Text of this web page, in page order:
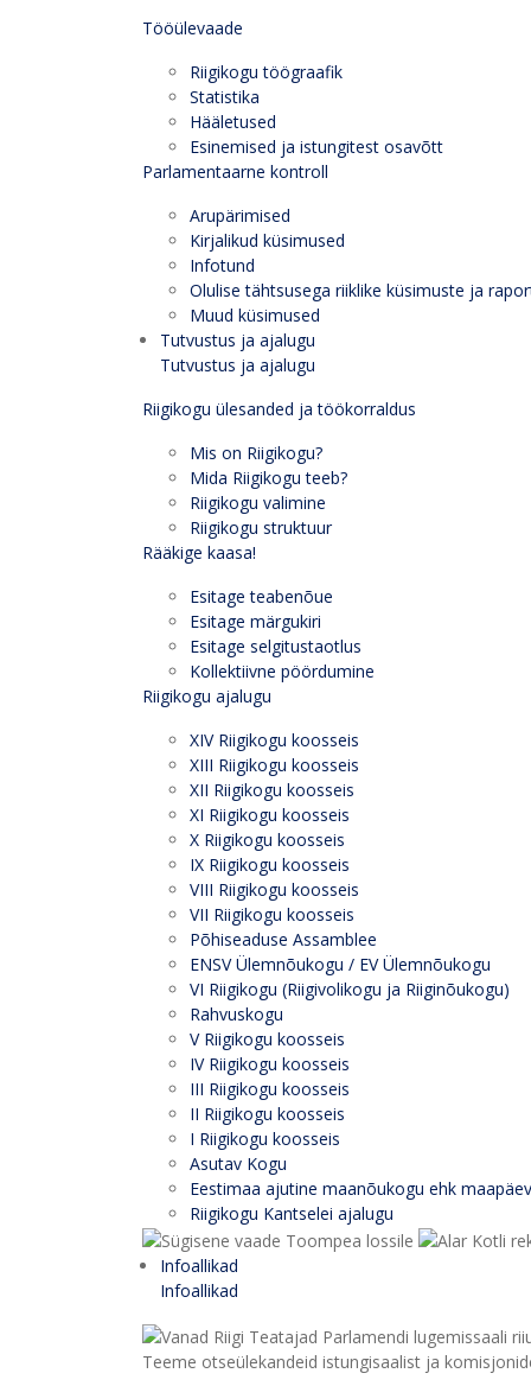
Tööülevaade
Riigikogu töögraafik
Statistika
Hääletused
Esinemised ja istungitest osavõtt
Parlamentaarne kontroll
Arupärimised
Kirjalikud küsimused
Infotund
Olulise tähtsusega riiklike küsimuste ja
Muud küsimused
Tutvustus ja ajalugu
Tutvustus ja ajalugu
Riigikogu ülesanded ja töökorraldus
Mis on Riigikogu?
Mida Riigikogu teeb?
Riigikogu valimine
Riigikogu struktuur
Rääkige kaasa!
Esitage teabenõue
Esitage märgukiri
Esitage selgitustaotlus
Kollektiivne pöördumine
Riigikogu ajalugu
XIV Riigikogu koosseis
XIII Riigikogu koosseis
XII Riigikogu koosseis
XI Riigikogu koosseis
X Riigikogu koosseis
IX Riigikogu koosseis
VIII Riigikogu koosseis
VII Riigikogu koosseis
Põhiseaduse Assamblee
ENSV Ülemnõukogu / EV Ülemnõukogu
VI Riigikogu (Riigivolikogu ja Riiginõukogu)
Rahvuskogu
V Riigikogu koosseis
IV Riigikogu koosseis
III Riigikogu koosseis
II Riigikogu koosseis
I Riigikogu koosseis
Asutav Kogu
Eestimaa ajutine maanõukogu ehk maapäev
Riigikogu Kantselei ajalugu
Infoallikad
Infoallikad
Teeme otseülekandeid istungisaalist ja